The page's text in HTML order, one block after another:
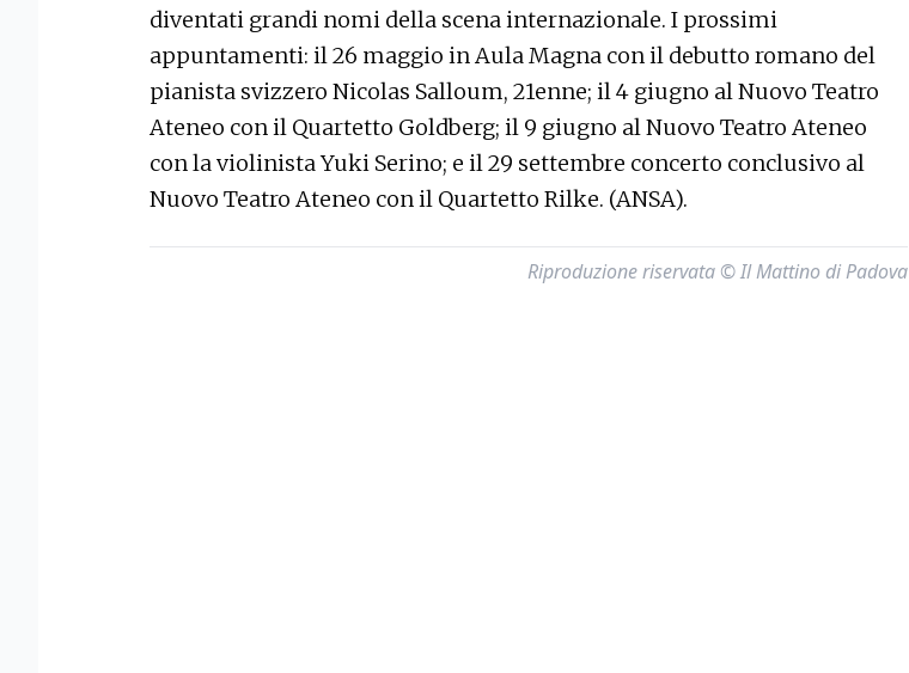
diventati grandi nomi della scena internazionale. I prossimi
appuntamenti: il 26 maggio in Aula Magna con il debutto romano del
pianista svizzero Nicolas Salloum, 21enne; il 4 giugno al Nuovo Teatro
Ateneo con il Quartetto Goldberg; il 9 giugno al Nuovo Teatro Ateneo
con la violinista Yuki Serino; e il 29 settembre concerto conclusivo al
Nuovo Teatro Ateneo con il Quartetto Rilke. (ANSA).
Riproduzione riservata © Il Mattino di Padova